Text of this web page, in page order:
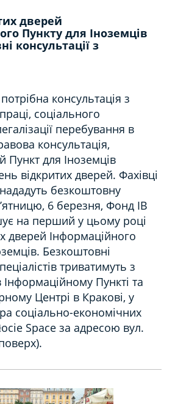
дверей
Пункту для Iноземців
консультації з
консультація з
соціального
перебування в
консультація,
Пункт для Iноземців
відкритих дверей. Фахівці
безкоштовну
6 березня, Фонд IB
на перший у цьому році
дверей Інформаційного
Безкоштовні
триватимуть з
Пункті та
Центрі в Кракові, у
соціально-економічних
Space за адресою вул.